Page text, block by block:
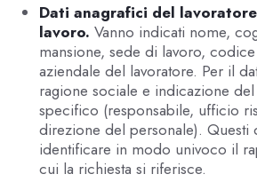
Dati anagrafici del
lavoro. Vanno indicati nome,
mansione, sede di lavoro,
aziendale del lavoratore. Per il
ragione sociale e indicazione
specifico (responsabile, ufficio
direzione del personale). Questi
identificare in modo univoco il
cui la richiesta si riferisce.